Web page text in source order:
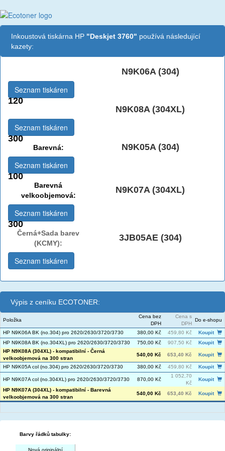
Inkoustová tiskárna HP "Deskjet 3760" používá následující
kazety:
N9K06A (304)
120
Seznam tiskáren
N9K08A (304XL)
300
Seznam tiskáren
Barevná: N9K05A (304)
100
Seznam tiskáren
Barevná
velkoobjemová:
N9K07A (304XL)
300
Seznam tiskáren
Černá+Sada barev
(KCMY):
3JB05AE (304)
Seznam tiskáren
Výpis z ceníku ECOTONER:
Položka
Cena bez
DPH
Cena s
DPH
Do e-shopu
HP N9K06A BK (no.304) pro 2620/2630/3720/3730 380,00 Kč 459,80 Kč
Koupit
HP N9K08A BK (no.304XL) pro 2620/2630/3720/3730
750,00 Kč 907,50 Kč
Koupit
HP N9K08A (304XL) - kompatibilní - Černá
velkoobjemová na 300 stran
540,00 Kč 653,40 Kč Koupit
HP N9K05A col (no.304) pro 2620/2630/3720/3730 380,00 Kč 459,80 Kč Koupit
HP N9K07A col (no.304XL) pro 2620/2630/3720/3730 870,00 Kč
1 052,70
Kč
Koupit
HP N9K07A (304XL) - kompatibilní - Barevná
velkoobjemová na 300 stran
540,00 Kč 653,40 Kč Koupit
Barvy řádků tabulky:
Nová originální